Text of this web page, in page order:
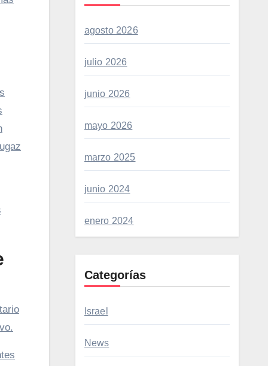
agosto 2026
julio 2026
junio 2026
mayo 2026
marzo 2025
junio 2024
enero 2024
Categorías
Israel
News